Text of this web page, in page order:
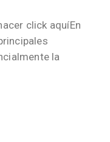
click aquíEn
la